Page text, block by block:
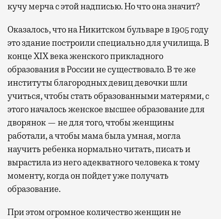
кучу мерча с этой надписью. Но что она значит?
Оказалось, что на Никитском бульваре в 1905 году
это здание построили специально для училища. В
конце XIX века женского прикладного
образования в России не существовало. В те же
институты благородных девиц девочки шли
учиться, чтобы стать образованными матерями, с
этого началось женское высшее образование для
дворянок — не для того, чтобы женщины
работали, а чтобы мама была умная, могла
научить ребенка нормально читать, писать и
вырастила из него адекватного человека к тому
моменту, когда он пойдет уже получать
образование.
При этом огромное количество женщин не